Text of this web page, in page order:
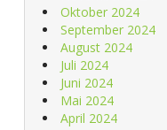
Oktober 2024
September 2024
August 2024
Juli 2024
Juni 2024
Mai 2024
April 2024